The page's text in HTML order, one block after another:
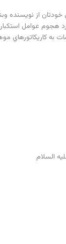
خودتان از
هجوم عوامل
به کاريکاتورهاي
السلام